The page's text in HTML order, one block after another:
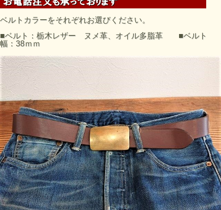
ベルトカラーをそれぞれお選びください。
■ベルト：栃木レザー ヌメ革、オイル多脂革 ■ベルト
幅：38ｍｍ